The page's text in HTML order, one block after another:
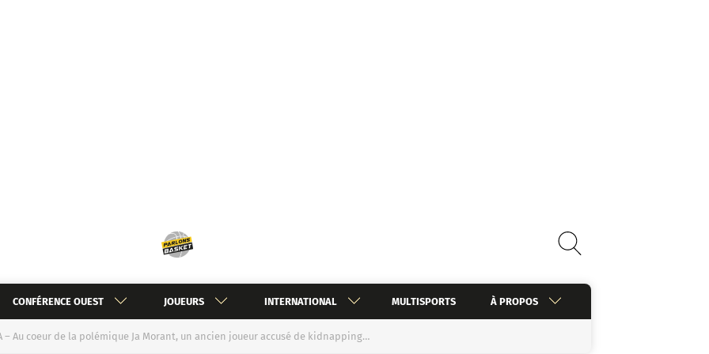
CONFÉRENCE OUEST JOUEURS INTERNATIONAL MULTISPORTS À PROPOS
– Au coeur de la polémique Ja Morant, un ancien joueur accusé de kidnapping…